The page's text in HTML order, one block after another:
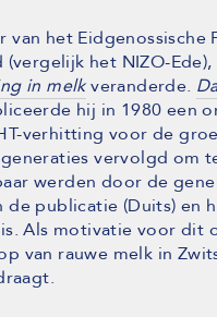
het Eidgenossische
het NIZO-Ede),
in melkveranderde.
hij in 1980 een
verhitting voor de
vervolgd om
werden door de
publicatie (Duits) en
Als motivatie voor dit
van rauwe melk in